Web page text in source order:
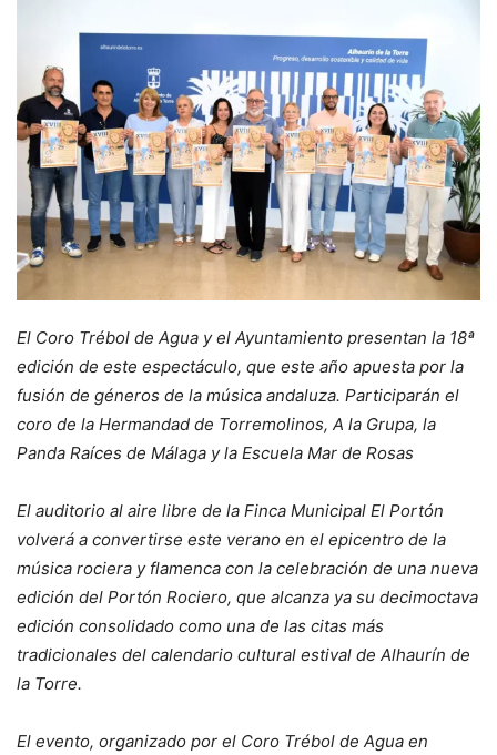
El Coro Trébol de Agua y el Ayuntamiento presentan la 18ª
edición de este espectáculo, que este año apuesta por la
fusión de géneros de la música andaluza. Participarán el
coro de la Hermandad de Torremolinos, A la Grupa, la
Panda Raíces de Málaga y la Escuela Mar de Rosas
El auditorio al aire libre de la Finca Municipal El Portón
volverá a convertirse este verano en el epicentro de la
música rociera y flamenca con la celebración de una nueva
edición del Portón Rociero, que alcanza ya su decimoctava
edición consolidado como una de las citas más
tradicionales del calendario cultural estival de Alhaurín de
la Torre.
El evento, organizado por el Coro Trébol de Agua en